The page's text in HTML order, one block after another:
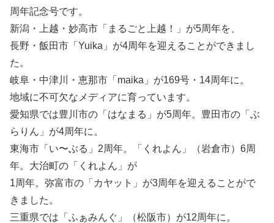
周年記念号です。
新潟・上越・妙高市「まるごと上越！」が5周年を、
長野・飯田市「Yuika」が4周年を迎えることができまし
た。
岐阜・中津川・恵那市「maika」が169号・14周年に。
地域に不可欠なメディアに育っています。
愛知県では豊川市の「はなまる」が5周年。豊田市の「ぶ
らりん」が4周年に。
東海市「い〜ぶる」2周年。「くれよん」（岩倉市）6周
年。大治町の「くれよん」が
1周年。弥富市の「カヤット」が3周年を迎えることがで
きました。
三重県では「ふぁみんぐ」（松阪市）が12周年に。